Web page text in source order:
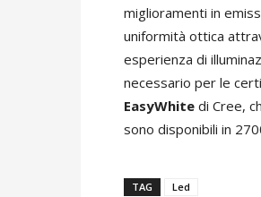
miglioramenti in
uniformità ottica
esperienza di
necessario per le
EasyWhite di Cree,
sono disponibili in
TAG Led